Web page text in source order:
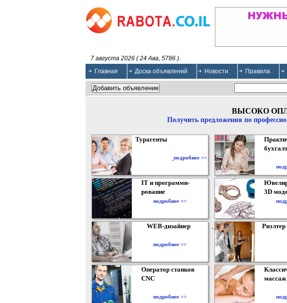
7 августа 2026 ( 24 Ава, 5786 ).
Главная
Доска объявлений Новости Правила
ВЫСОКО
Получить предложения по
Турагенты
подробнее >>
IT и программи-
рование
подробнее >>
3D
WEB-дизайнер
подробнее >>
Риэлтер
Оператор станков
CNC
подробнее >>
массаж